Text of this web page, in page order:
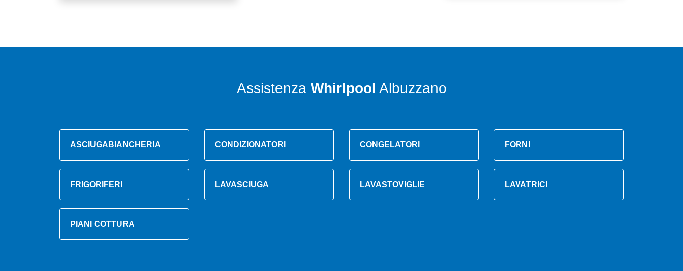
Assistenza Whirlpool Albuzzano
ASCIUGABIANCHERIA CONDIZIONATORI CONGELATORI FORNI
FRIGORIFERI LAVASCIUGA LAVASTOVIGLIE LAVATRICI
PIANI COTTURA